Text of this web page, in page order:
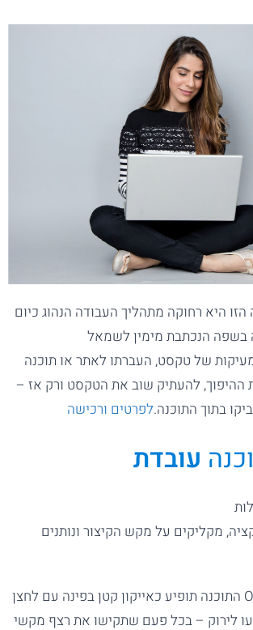
היא רחוקה מתהליך העבודה הנהוג כיום
של טקסט, העברתו לאתר או תוכנה
להעתיק שוב את הטקסט ורק אז –
בתוך התוכנה.לפרטים ורכישה
מקליקים על מקש הקיצור ונותנים
התוכנה תופיע כאייקון קטן בפינה עם לחצן ON\OFF אשר ידלק
לירוק – בכל פעם שתקישו את רצף מקשי